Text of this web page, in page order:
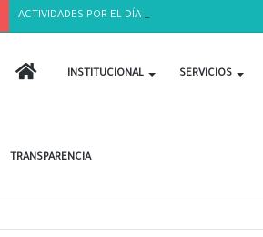
ACTIVIDADES POR EL DÍA DEL BIOLOGO
INICIO INSTITUCIONAL SERVICIOS
TRANSPARENCIA